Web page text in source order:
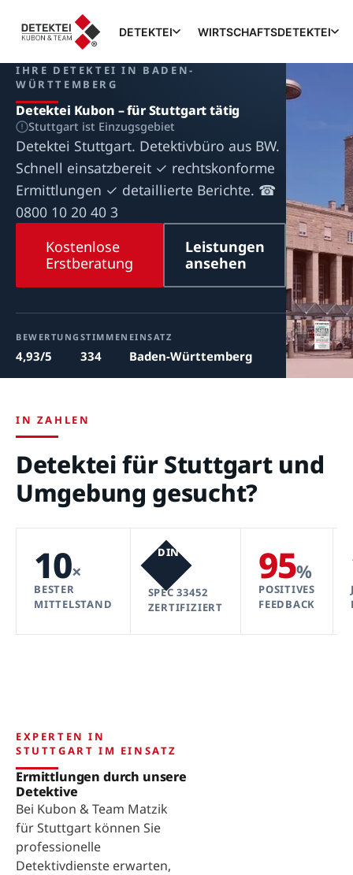
DETEKTEI WIRTSCHAFTSDETEKTEI
IHRE DETEKTEI IN BADEN-
WÜRTTEMBERG
Detektei Kubon – für Stuttgart tätig
Stuttgart ist Einzugsgebiet
Detektei Stuttgart. Detektivbüro aus BW.
Schnell einsatzbereit ✓ rechtskonforme
Ermittlungen ✓ detaillierte Berichte. ☎
0800 10 20 40 3
Kostenlose
Erstberatung
Leistungen
ansehen
BEWERTUNG
4,93/5
STIMMEN
334
EINSATZ
Baden-Württemberg
IN ZAHLEN
Detektei für Stuttgart und
Umgebung gesucht?
10×
BESTER
MITTELSTAND
DIN
SPEC 33452
ZERTIFIZIERT
95%
POSITIVES
FEEDBACK
EXPERTEN IN
STUTTGART IM EINSATZ
Ermittlungen durch unsere
Detektive
Bei Kubon & Team Matzik
für Stuttgart können Sie
professionelle
Detektivdienste erwarten,